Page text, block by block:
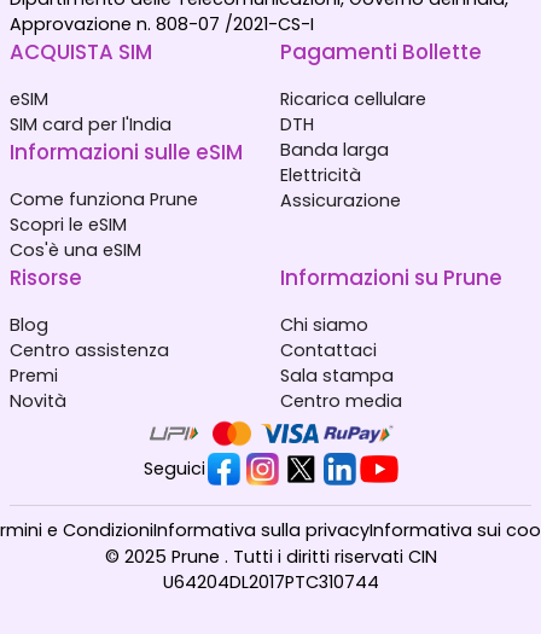
Approvazione n. 808-07 /2021-CS-I
ACQUISTA SIM
eSIM
SIM card per l'India
Informazioni sulle eSIM
Come funziona Prune
Scopri le eSIM
Cos'è una eSIM
Pagamenti Bollette
Ricarica cellulare
DTH
Banda larga
Elettricità
Assicurazione
Risorse
Blog
Centro assistenza
Premi
Novità
Informazioni su Prune
Chi siamo
Contattaci
Sala stampa
Centro media
Seguici
© 2025 Prune . Tutti i diritti riservati CIN
U64204DL2017PTC310744
e CondizioniInformativa sulla privacyInformativa sui